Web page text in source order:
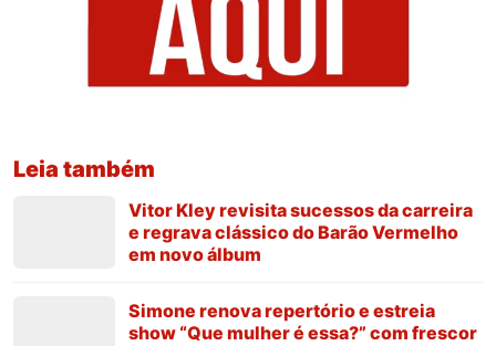
Leia também
Vitor Kley revisita sucessos da carreira
e regrava clássico do Barão Vermelho
em novo álbum
Simone renova repertório e estreia
show “Que mulher é essa?” com frescor